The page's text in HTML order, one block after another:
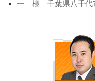
一 様 千葉県八千